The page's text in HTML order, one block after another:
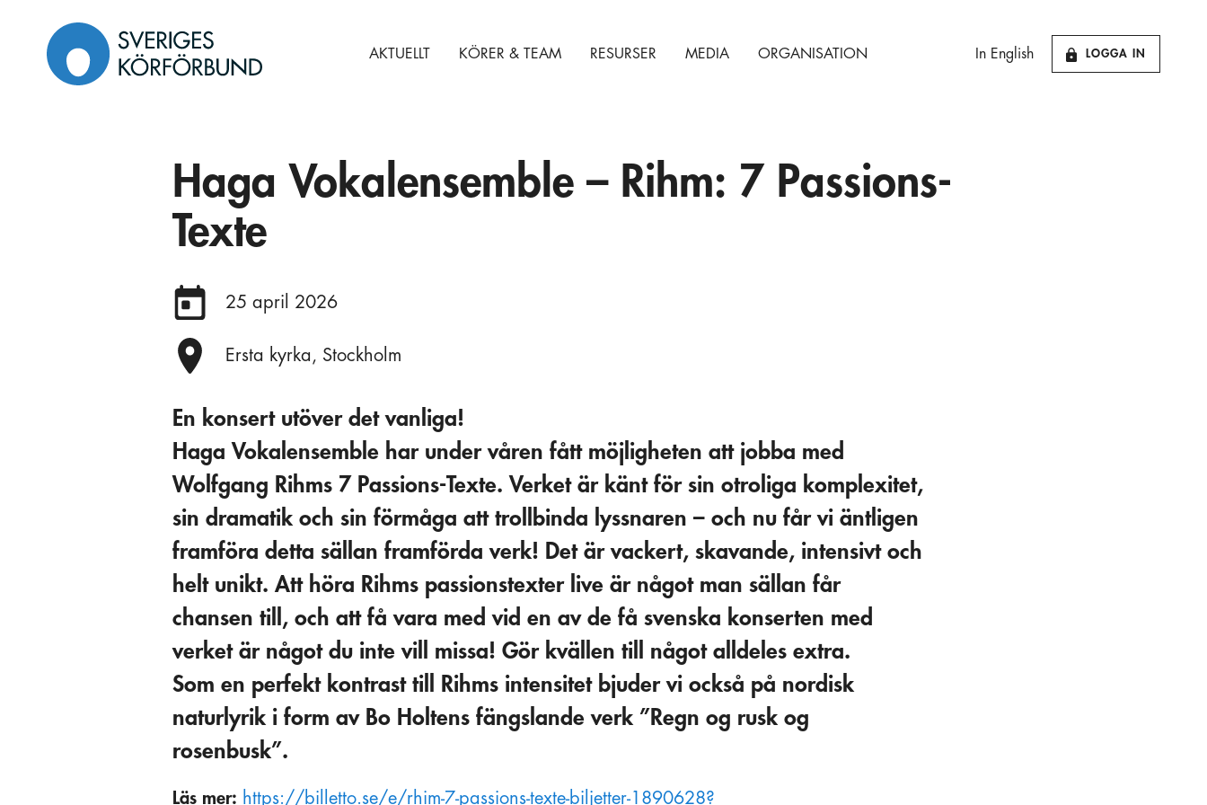
innehåll
AKTUELLT KÖRER & TEAM RESURSER MEDIA ORGANISATION In English LOGGA IN
Haga Vokalensemble – Rihm: 7 Passions-
Texte
Datum:
25 april 2026
Plats:
Ersta kyrka, Stockholm
En konsert utöver det vanliga!
Haga Vokalensemble har under våren fått möjligheten att jobba med
Wolfgang Rihms 7 Passions-Texte . Verket är känt för sin otroliga komplexitet,
sin dramatik och sin förmåga att trollbinda lyssnaren – och nu får vi äntligen
framföra detta sällan framförda verk! D et är vackert, skavande, intensivt och
helt unikt. Att höra Rihms passionstexter live är något man sällan får
chansen till, och att få vara med vid en av de få svenska konserten med
verket är något du inte vill missa! Gör kvällen till något alldeles extra.
Som en perfekt kontrast till Rihms intensitet bjuder vi också på nordisk
naturlyrik i form av Bo Holtens fängslande verk ”Regn og rusk og
rosenbusk” .
Läs mer: https://billetto.se/e/rhim-7-passions-texte-biljetter-1890628?